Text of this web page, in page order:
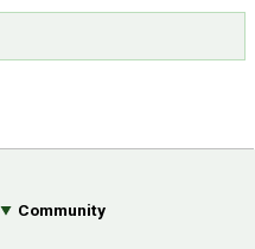
Community